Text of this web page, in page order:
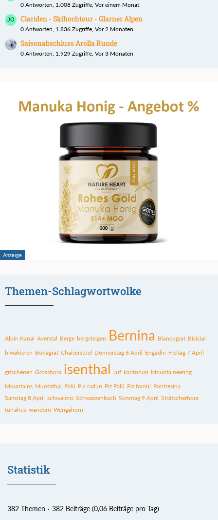
0 Antworten, 1.008 Zugriffe, Vor einem Monat
Clariden - Skihochtour - Glarner Alpen
0 Antworten, 1.836 Zugriffe, Vor 2 Monaten
Saisonabschluss Arolla Runde
0 Antworten, 1.929 Zugriffe, Vor 3 Monaten
Themen-Schlagwortwolke
Alpin Kanal Averstal Berge bergsteigen Bernina Biancograt Bisistal
biwakieren Bödagrat Chaiserstuel Donnerstag 6 April Engadin Freitag 7 April
gitschenen Grosshora isenthal Juf kantonuri Mountaineering
Mountains Muotathal Palü Pia radun Piz Palü Piz tomül Pontresina
Samstag 8 April schwalmis Schwarzenbach Sonntag 9 April Strätscherhora
turrahus wandern Wengahorn
Statistik
382 Themen 382 Beiträge (0,06 Beiträge pro Tag)